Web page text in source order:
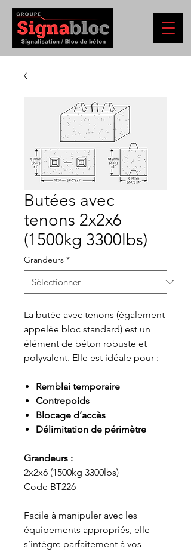
Butées avec
tenons 2x2x6
(1500kg 3300lbs)
Grandeurs *
La butée avec tenons (également
appelée bloc standard) est un
élément de béton robuste et
polyvalent. Elle est idéale pour :
Remblai temporaire
Contrepoids
Blocage d’accès
Délimitation de périmètre
Grandeurs :
2x2x6 (1500kg 3300lbs)
Code BT226
Facile à manipuler avec les
équipements appropriés, elle
s’intègre parfaitement à vos